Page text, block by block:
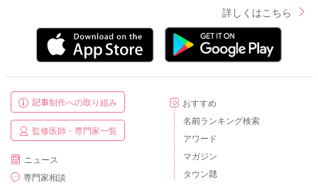
詳しくはこちら
記事制作への取り組み
監修医師・専門家一覧
ニュース
専門家相談
おすすめ
名前ランキング検索
アワード
マガジン
タウン誌